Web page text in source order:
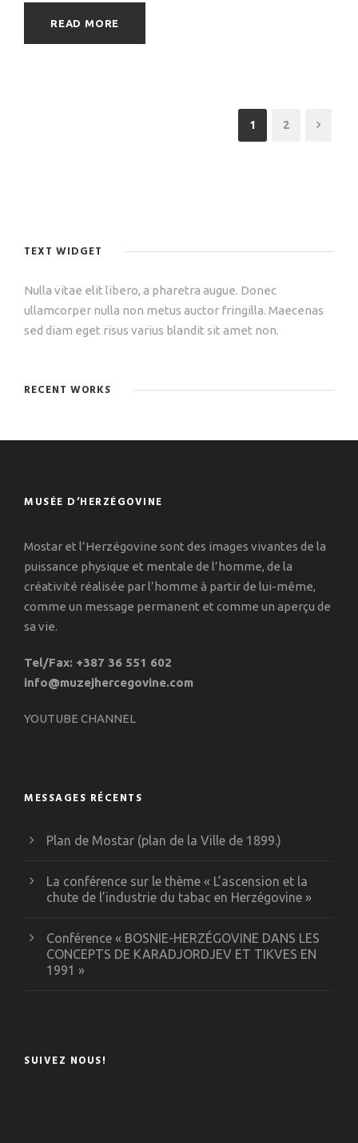
READ MORE
1 2
TEXT WIDGET
Nulla vitae elit libero, a pharetra augue. Donec
ullamcorper nulla non metus auctor fringilla. Maecenas
sed diam eget risus varius blandit sit amet non.
RECENT WORKS
MUSÉE D’HERZÉGOVINE
Mostar et l’Herzégovine sont des images vivantes de la
puissance physique et mentale de l’homme, de la
créativité réalisée par l’homme à partir de lui-même,
comme un message permanent et comme un aperçu de
sa vie.
Tel/Fax: +387 36 551 602
info@muzejhercegovine.com
YOUTUBE CHANNEL
MESSAGES RÉCENTS
Plan de Mostar (plan de la Ville de 1899.)
La conférence sur le thème « L’ascension et la
chute de l’industrie du tabac en Herzégovine »
Conférence « BOSNIE-HERZÉGOVINE DANS LES
CONCEPTS DE KARADJORDJEV ET TIKVES EN
1991 »
SUIVEZ NOUS!